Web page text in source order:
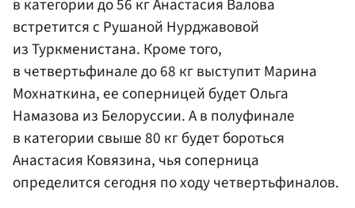
в категории до 56 кгАнастасия Валова
встретится с Рушаной Нурджавовой
из Туркменистана. Кроме того,
в четвертьфинале до 68 кг выступитМарина
Мохнаткина, ее соперницей будетОльга
Намазова из Белоруссии. А в полуфинале
в категории свыше 80 кг будет бороться
Анастасия Ковязина, чья соперница
определится сегодня по ходу четвертьфиналов.